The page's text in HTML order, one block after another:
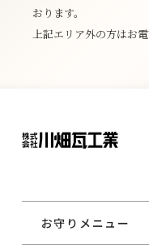
おります。
上記エリア外の方はお
お守りメニュー